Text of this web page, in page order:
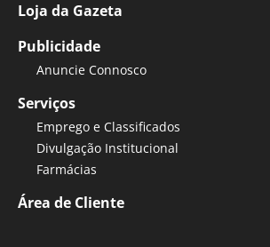
Loja da Gazeta
Publicidade
Anuncie Connosco
Serviços
Emprego e Classificados
Divulgação Institucional
Farmácias
Área de Cliente